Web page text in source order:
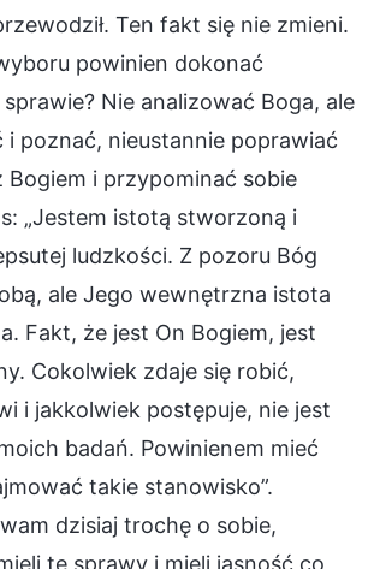
Ten fakt się nie zmieni.
powinien dokonać
Nie analizować Boga, ale
i poznać, nieustannie poprawiać
Bogiem i przypominać sobie
„Jestem istotą stworzoną i
ludzkości. Z pozoru Bóg
ale Jego wewnętrzna istota
Fakt, że jest On Bogiem, jest
Cokolwiek zdaje się robić,
i jakkolwiek postępuje, nie jest
badań. Powinienem mieć
takie stanowisko”.
dzisiaj trochę o sobie,
te sprawy i mieli jasność co